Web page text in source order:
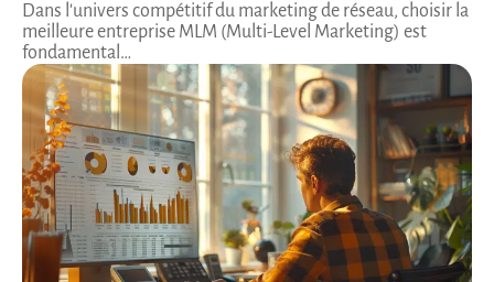
Dans l'univers compétitif du marketing de réseau, choisir la
meilleure entreprise MLM (Multi-Level Marketing) est
fondamental …